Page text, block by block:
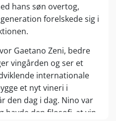
hans søn overtog,
forelskede sig i
Gaetano Zeni, bedre
vingården og ser et
internationale
et nyt vineri i
den dag i dag. Nino var
havde den filosofi, at vin